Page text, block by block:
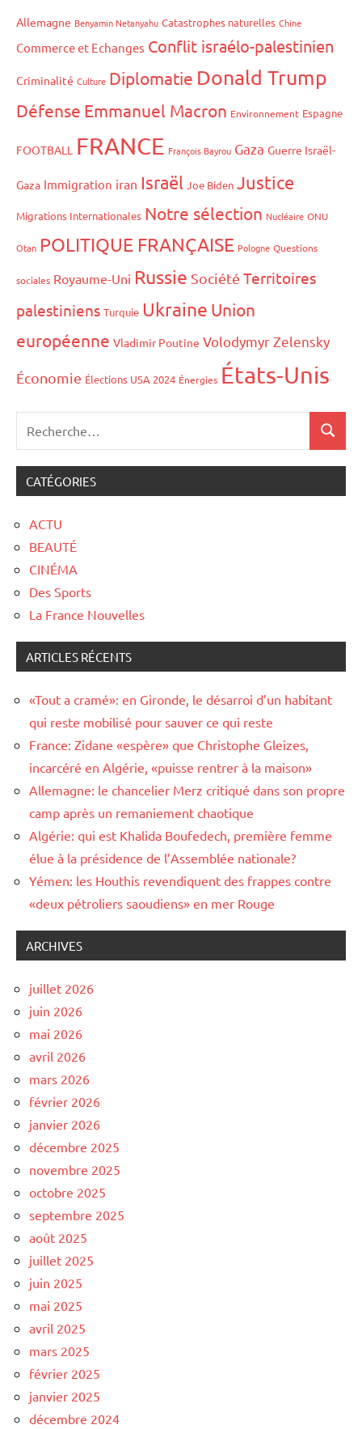
Allemagne Benyamin Netanyahu Catastrophes naturelles Chine
Commerce et Echanges Conflit israélo-palestinien
Criminalité Culture Diplomatie Donald Trump
Défense Emmanuel Macron Environnement Espagne
FOOTBALL FRANCE François Bayrou Gaza Guerre Israël-
Gaza Immigration iran Israël Joe Biden Justice
Migrations Internationales Notre sélection Nucléaire ONU
Otan POLITIQUE FRANÇAISE Pologne Questions
sociales Royaume-Uni Russie Société Territoires
palestiniens Turquie Ukraine Union
européenne Vladimir Poutine Volodymyr Zelensky
Économie Élections USA 2024 Énergies États-Unis
CATÉGORIES
ACTU
BEAUTÉ
CINÉMA
Des Sports
La France Nouvelles
ARTICLES RÉCENTS
«Tout a cramé»: en Gironde, le désarroi d’un habitant
qui reste mobilisé pour sauver ce qui reste
France: Zidane «espère» que Christophe Gleizes,
incarcéré en Algérie, «puisse rentrer à la maison»
Allemagne: le chancelier Merz critiqué dans son propre
camp après un remaniement chaotique
Algérie: qui est Khalida Boufedech, première femme
élue à la présidence de l’Assemblée nationale?
Yémen: les Houthis revendiquent des frappes contre
«deux pétroliers saoudiens» en mer Rouge
ARCHIVES
juillet 2026
juin 2026
mai 2026
avril 2026
mars 2026
février 2026
janvier 2026
décembre 2025
novembre 2025
octobre 2025
septembre 2025
août 2025
juillet 2025
juin 2025
mai 2025
avril 2025
mars 2025
février 2025
janvier 2025
décembre 2024